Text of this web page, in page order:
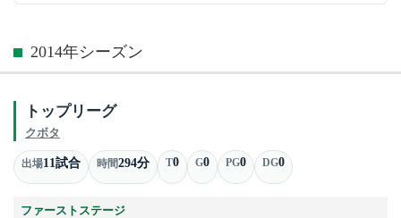
2014年シーズン
トップリーグ
クボタ
出場11試合 時間294分 T0 G0 PG0 DG0
ファーストステージ